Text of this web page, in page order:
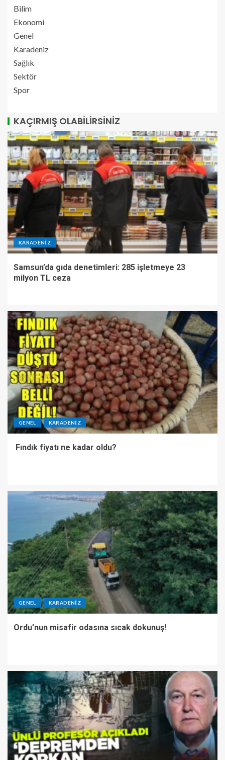
Bilim
Ekonomi
Genel
Karadeniz
Sağlık
Sektör
Spor
KAÇIRMIŞ OLABILIRSINIZ
KARADENIZ
Samsun’da gıda denetimleri: 285 işletmeye 23
milyon TL ceza
GENEL KARADENIZ
Fındık fiyatı ne kadar oldu?
GENEL KARADENIZ
Ordu’nun misafir odasına sıcak dokunuş!